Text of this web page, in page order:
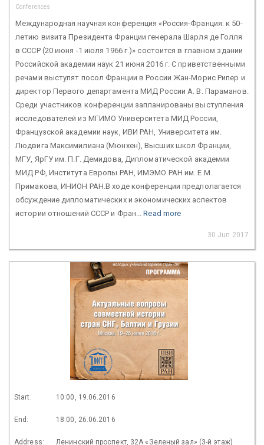
Conferences
Международная научная конференция «Россия-Франция: к 50-
летию визита Президента Франции генерала Шарля де Голля
в СССР (20 июня -1 июля 1966 г.)» состоится в главном здании
Российской академии наук 21 июня 2016 г. С приветственными
речами выступят посол Франции в России Жан-Морис Рипер и
директор Первого департамента МИД России А. В. Параманов.
Среди участников конференции запланированы выступления
исследователей из МГИМО Университета МИД России,
Французской академии наук, ИВИ РАН, Университета им.
Людвига Максимилиана (Мюнхен), Высших школ Франции,
МГУ, ЯрГУ им. П.Г. Демидова, Дипломатической академии
МИД РФ, Института Европы РАН, ИМЭМО РАН им. Е.М.
Примакова, ИНИОН РАН.В ходе конференции предполагается
обсуждение дипломатических и экономических аспектов
истории отношений СССР и Фран...Read more
30 Jun 2017
Start: 10:00, 19.06.2016
End: 18:00, 26.06.2016
Address: Ленинский проспект, 32А «Зеленый зал» (3-й этаж)